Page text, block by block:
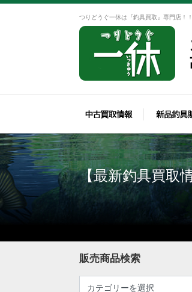
つりどうぐ一休は『釣具買取』専門店！
【最新釣具買取
販売商品検索